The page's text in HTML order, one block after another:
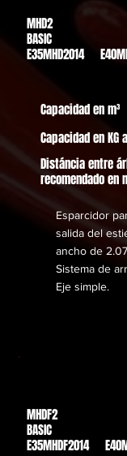
MHD2
BASIC
E35MHD2014
Capacidad en m³
Capacidad en KG
Distáncia entre
recomendado en
Esparcidor
salida del
ancho de
Sistema de
​Eje simple.
MHDF2
BASIC
E35MHDF2014